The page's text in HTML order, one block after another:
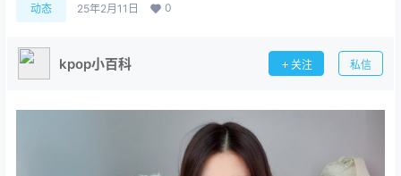
动态 25年2月11日 0
kpop小百科 关注 私信